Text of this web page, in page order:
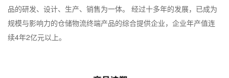
品的研发、设计、生产、销售为一体。 经过十多年的发展，已成为
规模与影响力的仓储物流终端产品的综合提供企业，企业年产值连
续4年2亿元以上。